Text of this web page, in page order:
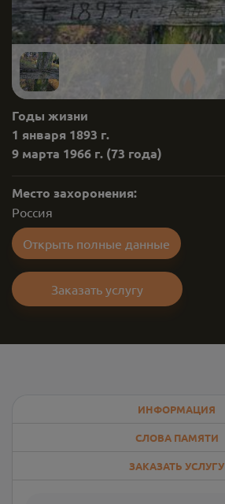
Годы жизни
1 января 1893 г.
9 марта 1966 г. (73 года)
Место захоронения:
Россия
Открыть полные данные
Заказать услугу
ИНФОРМАЦИЯ
СЛОВА ПАМЯТИ
ЗАКАЗАТЬ УСЛУГУ